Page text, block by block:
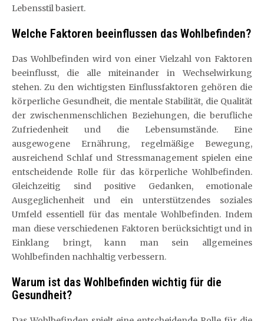
Lebensstil basiert.
Welche Faktoren beeinflussen das Wohlbefinden?
Das Wohlbefinden wird von einer Vielzahl von Faktoren
beeinflusst, die alle miteinander in Wechselwirkung
stehen. Zu den wichtigsten Einflussfaktoren gehören die
körperliche Gesundheit, die mentale Stabilität, die Qualität
der zwischenmenschlichen Beziehungen, die berufliche
Zufriedenheit und die Lebensumstände. Eine
ausgewogene Ernährung, regelmäßige Bewegung,
ausreichend Schlaf und Stressmanagement spielen eine
entscheidende Rolle für das körperliche Wohlbefinden.
Gleichzeitig sind positive Gedanken, emotionale
Ausgeglichenheit und ein unterstützendes soziales
Umfeld essentiell für das mentale Wohlbefinden. Indem
man diese verschiedenen Faktoren berücksichtigt und in
Einklang bringt, kann man sein allgemeines
Wohlbefinden nachhaltig verbessern.
Warum ist das Wohlbefinden wichtig für die
Gesundheit?